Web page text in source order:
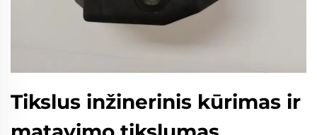
Tikslus inžinerinis kūrimas ir